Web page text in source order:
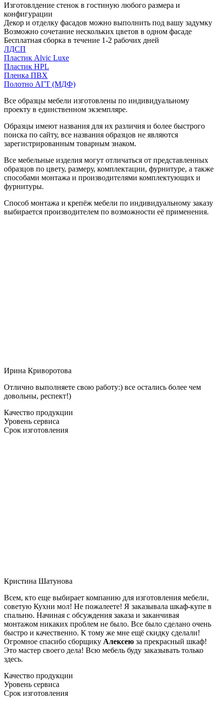
Изготовлдение стенок в гостиную любого размера и
конфигурации
Декор и отделку фасадов можно выполнить под вашу задумку
Возможно сочетание нескольких цветов в одном фасаде
Бесплатная сборка в течение 1-2 рабочих дней
ЛДСП
Пластик Alvic Luxe
Пластик HPL
Пленка ПВХ
Полотно АГТ (МДФ)
Все образцы мебели изготовлены по индивидуальному
проекту в единственном экземпляре.
Образцы имеют названия для их различия и более быстрого
поиска по сайту, все названия образцов не являются
зарегистрированным товарным знаком.
Все мебельные изделия могут отличаться от представленных
образцов по цвету, размеру, комплектации, фурнитуре, а также
способами монтажа и производителями комплектующих и
фурнитуры.
Способ монтажа и крепёж мебели по индивидуальному заказу
выбирается производителем по возможности её применения.
Ирина Криворотова
Отлично выполняете свою работу:) все остались более чем
довольны, респект!)
Качество продукции
Уровень сервиса
Срок изготовления
Кристина Шатунова
Всем, кто еще выбирает компанию для изготовления мебели,
советую Кухни мол! Не пожалеете! Я заказывала шкаф-купе в
спальню. Начиная с обсуждения заказа и заканчивая
монтажом никаких проблем не было. Все было сделано очень
быстро и качественно. К тому же мне ещё скидку сделали!
Огромное спасибо сборщику Алексею за прекрасный шкаф!
Это мастер своего дела! Всю мебель буду заказывать только
здесь.
Качество продукции
Уровень сервиса
Срок изготовления